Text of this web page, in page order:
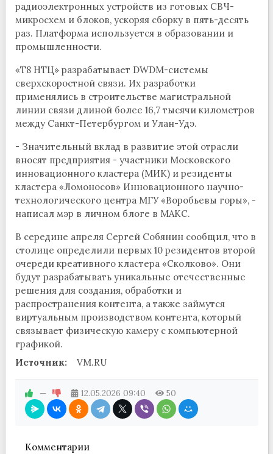
радиоэлектронных устройств из готовых СВЧ-
микросхем и блоков, ускоряя сборку в пять-десять
раз. Платформа используется в образовании и
промышленности.
«Т8 НТЦ» разрабатывает DWDM-системы
сверхскоростной связи. Их разработки
применялись в строительстве магистральной
линии связи длиной более 16,7 тысячи километров
между Санкт-Петербургом и Улан-Удэ.
- Значительный вклад в развитие этой отрасли
вносят предприятия - участники Московского
инновационного кластера (МИК) и резиденты
кластера «Ломоносов» Инновационного научно-
технологического центра МГУ «Воробьевы горы», -
написал мэр в личном блоге в МАКС.
В середине апреля Сергей Собянин сообщил, что в
столице определили первых 10 резидентов второй
очереди креативного кластера «Сколково». Они
будут разрабатывать уникальные отечественные
решения для создания, обработки и
распространения контента, а также займутся
виртуальным производством контента, который
связывает физическую камеру с компьютерной
графикой.
Источник:
VM.RU
— 12.05.2026 09:40 50
Комментарии